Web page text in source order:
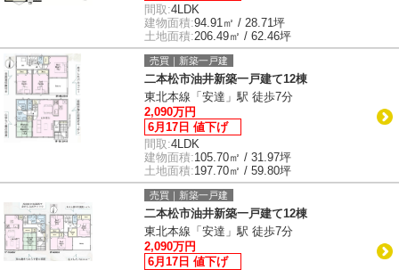
間取:4LDK
建物面積:94.91㎡ / 28.71坪
土地面積:206.49㎡ / 62.46坪
売買｜新築一戸建
二本松市油井新築一戸建て12棟
東北本線「安達」駅 徒歩7分
2,090万円
6月17日 値下げ
間取:4LDK
建物面積:105.70㎡ / 31.97坪
土地面積:197.70㎡ / 59.80坪
売買｜新築一戸建
二本松市油井新築一戸建て12棟
東北本線「安達」駅 徒歩7分
2,090万円
6月17日 値下げ